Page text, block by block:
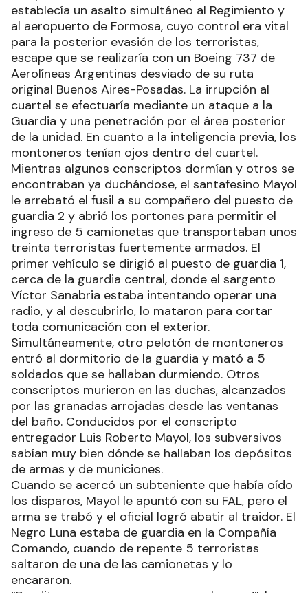
establecía un asalto simultáneo al Regimiento y
al aeropuerto de Formosa, cuyo control era vital
para la posterior evasión de los terroristas,
escape que se realizaría con un Boeing 737 de
Aerolíneas Argentinas desviado de su ruta
original Buenos Aires-Posadas. La irrupción al
cuartel se efectuaría mediante un ataque a la
Guardia y una penetración por el área posterior
de la unidad. En cuanto a la inteligencia previa, los
montoneros tenían ojos dentro del cuartel.
Mientras algunos conscriptos dormían y otros se
encontraban ya duchándose, el santafesino Mayol
le arrebató el fusil a su compañero del puesto de
guardia 2 y abrió los portones para permitir el
ingreso de 5 camionetas que transportaban unos
treinta terroristas fuertemente armados. El
primer vehículo se dirigió al puesto de guardia 1,
cerca de la guardia central, donde el sargento
Víctor Sanabria estaba intentando operar una
radio, y al descubrirlo, lo mataron para cortar
toda comunicación con el exterior.
Simultáneamente, otro pelotón de montoneros
entró al dormitorio de la guardia y mató a 5
soldados que se hallaban durmiendo. Otros
conscriptos murieron en las duchas, alcanzados
por las granadas arrojadas desde las ventanas
del baño. Conducidos por el conscripto
entregador Luis Roberto Mayol, los subversivos
sabían muy bien dónde se hallaban los depósitos
de armas y de municiones.
Cuando se acercó un subteniente que había oído
los disparos, Mayol le apuntó con su FAL, pero el
arma se trabó y el oficial logró abatir al traidor. El
Negro Luna estaba de guardia en la Compañía
Comando, cuando de repente 5 terroristas
saltaron de una de las camionetas y lo
encararon.